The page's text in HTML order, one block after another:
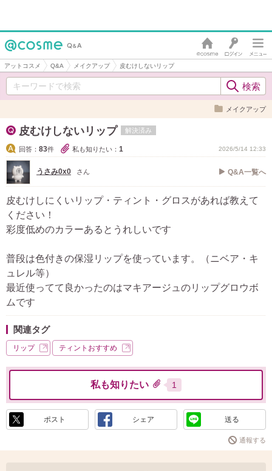
アットコスメ Q&A メイクアップ 皮むけしないリップ
メイクアップ
皮むけしないリップ 解決済み
回答： 83件 私も知りたい： 1 2026/5/14 12:33
うさみ0x0 さん Q&A一覧へ
皮むけしにくいリップ・ティント・グロスがあれば教えて
ください！
彩度低めのカラーあるとうれしいです
普段は色付きの保湿リップを使っています。（ニベア・キ
ュレル等）
最近使ってて良かったのはマキアージュのリップグロウボ
ムです
関連タグ
リップ ティントおすすめ
私も知りたい 1
ポスト シェア 送る
通報する